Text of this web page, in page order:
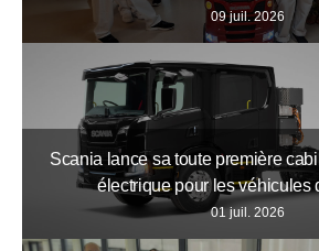
09 juil. 2026
Scania lance sa toute première
électrique pour les véhicules
01 juil. 2026